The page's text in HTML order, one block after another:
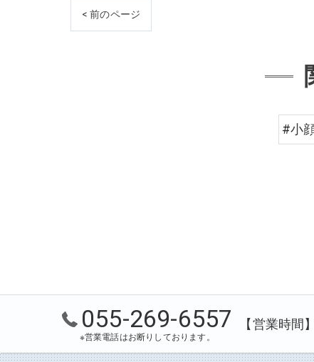
< 前のページ
#小
055-269-6557
※営業電話はお断りしております。
【営業時間